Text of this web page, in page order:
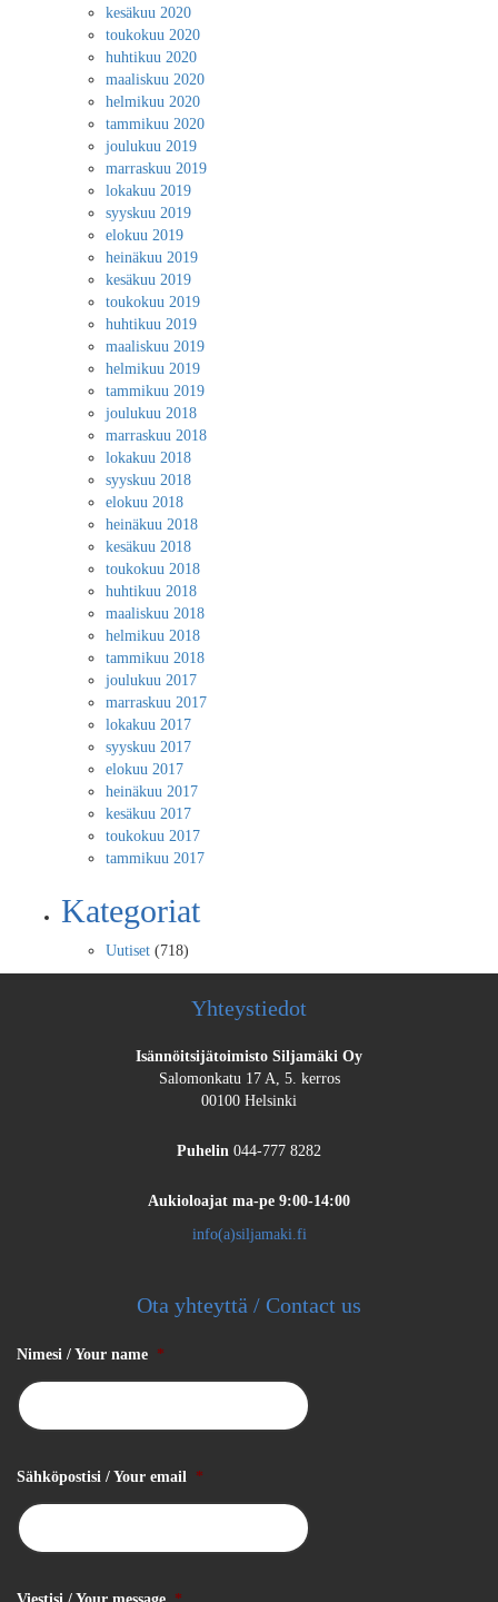
kesäkuu 2020
toukokuu 2020
huhtikuu 2020
maaliskuu 2020
helmikuu 2020
tammikuu 2020
joulukuu 2019
marraskuu 2019
lokakuu 2019
syyskuu 2019
elokuu 2019
heinäkuu 2019
kesäkuu 2019
toukokuu 2019
huhtikuu 2019
maaliskuu 2019
helmikuu 2019
tammikuu 2019
joulukuu 2018
marraskuu 2018
lokakuu 2018
syyskuu 2018
elokuu 2018
heinäkuu 2018
kesäkuu 2018
toukokuu 2018
huhtikuu 2018
maaliskuu 2018
helmikuu 2018
tammikuu 2018
joulukuu 2017
marraskuu 2017
lokakuu 2017
syyskuu 2017
elokuu 2017
heinäkuu 2017
kesäkuu 2017
toukokuu 2017
tammikuu 2017
Kategoriat
Uutiset (718)
Yhteystiedot
Isännöitsijätoimisto Siljamäki Oy
Salomonkatu 17 A, 5. kerros
00100 Helsinki
Puhelin 044-777 8282
Aukioloajat ma-pe 9:00-14:00
info(a)siljamaki.fi
Ota yhteyttä / Contact us
Nimesi / Your name *
Sähköpostisi / Your email *